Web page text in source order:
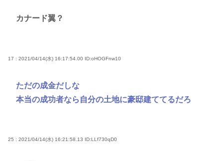
カナード翼？
17 : 2021/04/14(水) 16:17:54.00 ID:oHOGFnw10
ただの成金だしな
本当の成功者なら自分の土地に豪邸建ててるだろ
25 : 2021/04/14(水) 16:21:58.13 ID:LLf730qD0